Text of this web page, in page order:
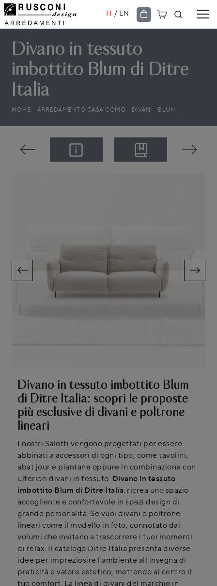
IT / EN
Divano in tessuto
imbottito Blum di Ditre
Italia
HOME - ARREDAMENTO CASA COMO - DIVANI - BLUM
Divano in tessuto imbottito Blum
di Ditre Italia: scopri le proposte
più esclusive di divani e poltrone
lineari
I nostri Salotti vengono progettati per essere
abbinati a accessori di ogni tipo, come tavolini,
abat jour e piantane oppure in combinazione con
ulteriori divani in tessuto. Divano in tessuto
imbottito Blum di Ditre Italia: ricrea uno spazio
accogliente e confortevole in spazi design di
grande personalità. Se vuoi divani e poltrone
lineari come il modello in foto, connotato dai
volumi che invitano a trascorrere i tuoi momenti
di relax. Il catalogo Ditre Italia presenta diverse
idee per impreziosire l'ambiente all'insegna di
praticità e valore estetico, mettendo al centro il
tuo comfort. La linea di divani del marchio in